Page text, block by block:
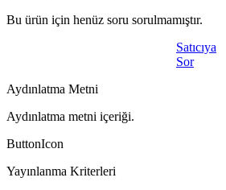
Bu ürün için henüz soru sorulmamıştır.
Satıcıya
Sor
Aydınlatma Metni
Aydınlatma metni içeriği.
ButtonIcon
Yayınlanma Kriterleri